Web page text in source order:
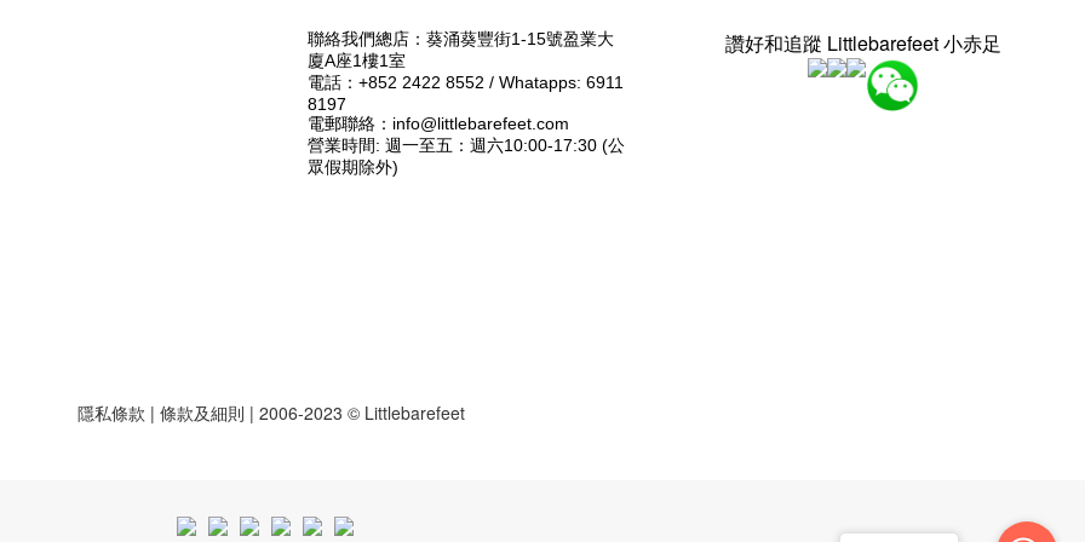
聯絡我們總店：葵涌葵豐街1-15號盈業大
廈A座1樓1室
電話：+852 2422 8552 / Whatapps: 6911
8197
電郵聯絡：info@littlebarefeet.com
營業時間: 週一至五：週六10:00-17:30 (公
眾假期除外)
讚好和追蹤 Littlebarefeet 小赤足
隱私條款 | 條款及細則 | 2006-2023 © Littlebarefeet